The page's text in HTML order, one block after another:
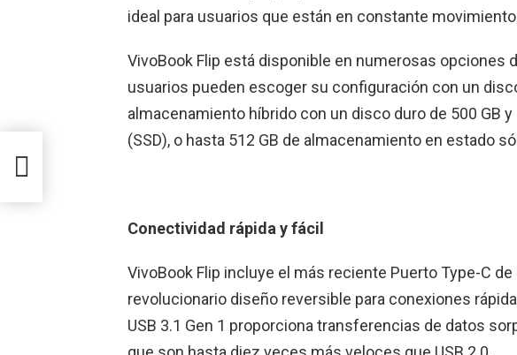
ideal para usuarios que están en constante
VivoBook Flip está disponible en numerosas opciones
usuarios pueden escoger su configuración con un
almacenamiento híbrido con un disco duro de 500 GB
(SSD), o hasta 512 GB de almacenamiento en estado
Conectividad rápida y fácil
VivoBook Flip incluye el más reciente Puerto Type-C de
revolucionario diseño reversible para conexiones
USB 3.1 Gen 1 proporciona transferencias de datos